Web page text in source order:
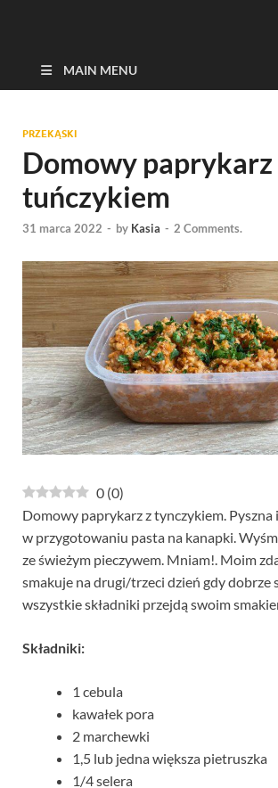
MAIN MENU
PRZEKĄSKI
Domowy paprykarz
tuńczykiem
31 marca 2022 - by Kasia - 2 Comments.
0 (0)
Domowy paprykarz z tynczykiem.
w przygotowaniu pasta na kanapki.
ze świeżym pieczywem. Mniam!. Moim
smakuje na drugi/trzeci dzień gdy dobrze
wszystkie składniki przejdą swoim
Składniki:
1 cebula
kawałek pora
2 marchewki
1,5 lub jedna większa pietruszka
1/4 selera